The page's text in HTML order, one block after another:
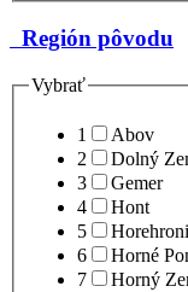
Región pôvodu
Vybrať
1
Abov
2
Dolný
3
Gemer
4
Hont
5
6
Horné
7
Horný